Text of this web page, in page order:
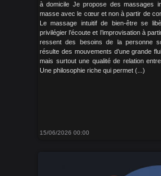
à domicile Je propose des massages
masse avec le cœur et non à partir de
Le massage intuitif de bien-être se
privilégier l’écoute et l’improvisation à
ressent des besoins de la personne
résulte des mouvements d’une grande
mais surtout une qualité de relation
Une philosophie riche qui permet (...)
15/06/2026 00:00